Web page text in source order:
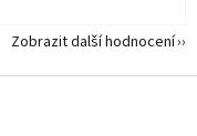
Zobrazit další hodnocení